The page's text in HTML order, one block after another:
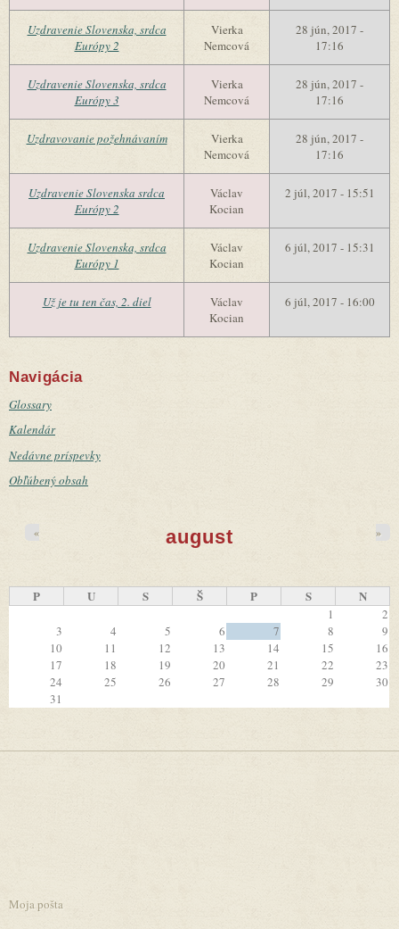
Uzdravenie Slovenska, srdca
Európy 2
Vierka
Nemcová
28 jún, 2017 -
17:16
Uzdravenie Slovenska, srdca
Európy 3
Vierka
Nemcová
28 jún, 2017 -
17:16
Uzdravovanie požehnávaním
Vierka
Nemcová
28 jún, 2017 -
17:16
Uzdravenie Slovenska srdca
Európy 2
Václav
Kocian
2 júl, 2017 - 15:51
Uzdravenie Slovenska, srdca
Európy 1
Václav
Kocian
6 júl, 2017 - 15:31
Už je tu ten čas, 2. diel
Václav
Kocian
6 júl, 2017 - 16:00
Navigácia
Glossary
Kalendár
Nedávne príspevky
Obľúbený obsah
august
« »
P U S Š P S N
1
2
3
4 5 6 7 8
9
10
11 12 13 14 15
16
17
18 19 20 21 22
23
24
25 26 27 28 29
30
31
Moja pošta